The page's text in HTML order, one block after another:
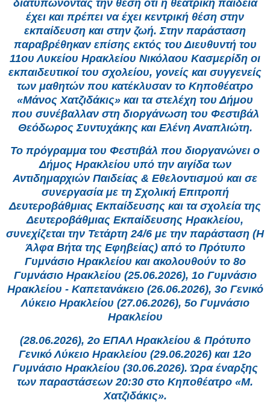
διατυπώνοντας την θέση ότι η θεατρική παιδεία
έχει και πρέπει να έχει κεντρική θέση στην
εκπαίδευση και στην ζωή. Στην παράσταση
παραβρέθηκαν επίσης εκτός του Διευθυντή του
11ου Λυκείου Ηρακλείου Νικόλαου Κασμερίδη οι
εκπαιδευτικοί του σχολείου, γονείς και συγγενείς
των μαθητών που κατέκλυσαν το Κηποθέατρο
«Μάνος Χατζιδάκις» και τα στελέχη του Δήμου
που συνέβαλλαν στη διοργάνωση του Φεστιβάλ
Θεόδωρος Συντυχάκης και Ελένη Αναπλιώτη.
Το πρόγραμμα του Φεστιβάλ που διοργανώνει ο
Δήμος Ηρακλείου υπό την αιγίδα των
Αντιδημαρχιών Παιδείας & Εθελοντισμού και σε
συνεργασία με τη Σχολική Επιτροπή
Δευτεροβάθμιας Εκπαίδευσης και τα σχολεία της
Δευτεροβάθμιας Εκπαίδευσης Ηρακλείου,
συνεχίζεται την Τετάρτη 24/6 με την παράσταση (Η
Άλφα Βήτα της Εφηβείας) από το Πρότυπο
Γυμνάσιο Ηρακλείου και ακολουθούν το 8ο
Γυμνάσιο Ηρακλείου (25.06.2026), 1ο Γυμνάσιο
Ηρακλείου - Καπετανάκειο (26.06.2026), 3ο Γενικό
Λύκειο Ηρακλείου (27.06.2026), 5ο Γυμνάσιο
Ηρακλείου
(28.06.2026), 2ο ΕΠΑΛ Ηρακλείου & Πρότυπο
Γενικό Λύκειο Ηρακλείου (29.06.2026) και 12ο
Γυμνάσιο Ηρακλείου (30.06.2026). Ώρα έναρξης
των παραστάσεων 20:30 στο Κηποθέατρο «Μ.
Χατζιδάκις».